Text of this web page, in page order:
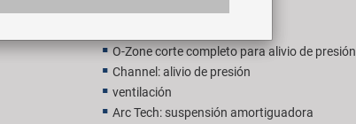
O-Zone corte completo para alivio de presión
Channel: alivio de presión
ventilación
Arc Tech: suspensión amortiguadora